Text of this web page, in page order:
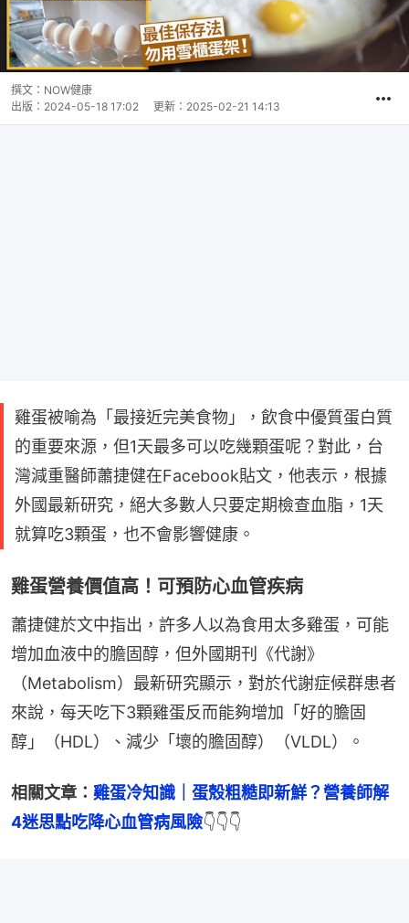
撰文： NOW健康
出版： 2024-05-18 17:02 更新： 2025-02-21 14:13
雞蛋被喻為「最接近完美食物」，飲食中優質蛋白質
的重要來源，但1天最多可以吃幾顆蛋呢？對此，台
灣減重醫師蕭捷健在Facebook貼文，他表示，根據
外國最新研究，絕大多數人只要定期檢查血脂，1天
就算吃3顆蛋，也不會影響健康。
雞蛋營養價值高！可預防心血管疾病
蕭捷健於文中指出，許多人以為食用太多雞蛋，可能
增加血液中的膽固醇，但外國期刊《代謝》
（Metabolism）最新研究顯示，對於代謝症候群患者
來說，每天吃下3顆雞蛋反而能夠增加「好的膽固
醇」（HDL）、減少「壞的膽固醇）（VLDL）。
相關文章： 雞蛋冷知識｜蛋殼粗糙即新鮮？營養師解
4迷思點吃降心血管病風險👇👇👇